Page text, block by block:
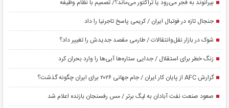
بیرانوند به فجر می‌رود یا تراکتور می‌ماند؟/ تصمیم با نظام وظیفه
جنجال تازه در فوتبال ایران / کریمی پاسخ تاجرنیا را داد
شوک در بازار نقل‌وانتقالات / طارمی مقصد جدیدش را تغییر داد؟
زنگ خطر برای استقلال / جدایی ستاره‌ها آبی‌ها را وارد بحران کرد
گزارش AFC از پایان کار ایران / جام جهانی ۲۰۲۶ برای ایران چگونه گذشت؟
صعود صنعت نفت آبادان به لیگ برتر / مس رفسنجان بازنده اعلام شد